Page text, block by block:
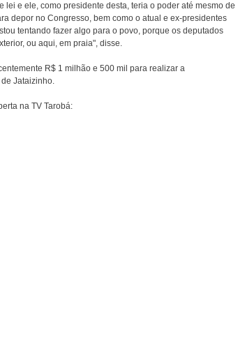
lei e ele, como presidente desta, teria o poder até mesmo de
depor no Congresso, bem como o atual e ex-presidentes
tentando fazer algo para o povo, porque os deputados
ou aqui, em praia", disse.
R$ 1 milhão e 500 mil para realizar a
Jataizinho.
na TV Tarobá: